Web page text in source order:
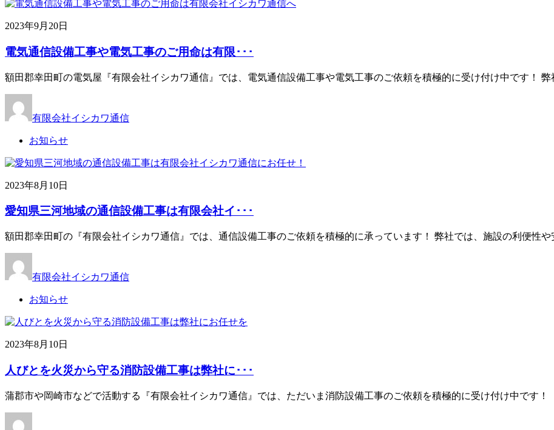
2023年9月20日
電気通信設備工事や電気工事のご用命は有限･･･
額田郡幸田町の電気屋『有限会社イシカワ通信』では、電気通信設備工事や電気工事のご依頼を積極的に受け付け中です！
有限会社イシカワ通信
お知らせ
2023年8月10日
愛知県三河地域の通信設備工事は有限会社イ･･･
額田郡幸田町の『有限会社イシカワ通信』では、通信設備工事のご依頼を積極的に承っています！ 弊社では、施設の利便性
有限会社イシカワ通信
お知らせ
2023年8月10日
人びとを火災から守る消防設備工事は弊社に･･･
蒲郡市や岡崎市などで活動する『有限会社イシカワ通信』では、ただいま消防設備工事のご依頼を積極的に受け付け中です